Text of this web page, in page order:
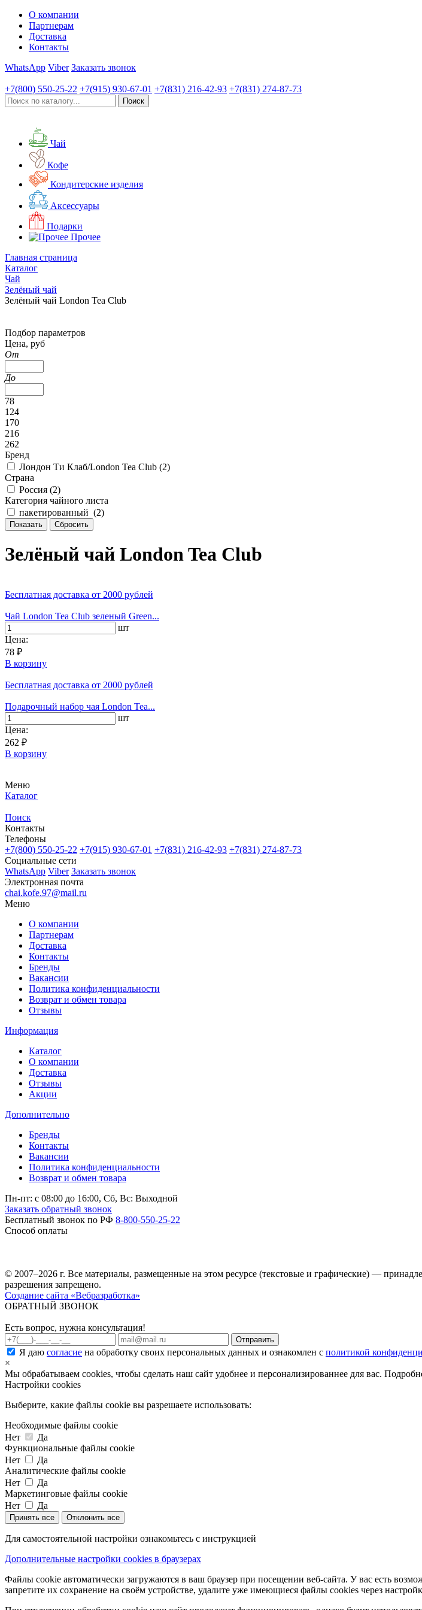
О компании
Партнерам
Доставка
Контакты
WhatsApp Viber Заказать звонок
+7(800) 550-25-22 +7(915) 930-67-01 +7(831) 216-42-93 +7(831) 274-87-73
Чай
Кофе
Кондитерские изделия
Аксессуары
Подарки
Прочее
Главная страница
Каталог
Чай
Зелёный чай
Зелёный чай London Tea Club
Подбор параметров
Цена, руб
От
До
78
124
170
216
262
Бренд
Лондон Ти Клаб/London Tea Club (2)
Страна
Россия (2)
Категория чайного листа
пакетированный (2)
Зелёный чай London Tea Club
Бесплатная доставка от 2000 рублей
Чай London Tea Club зеленый Green...
шт
Цена:
78 ₽
В корзину
Бесплатная доставка от 2000 рублей
Подарочный набор чая London Tea...
шт
Цена:
262 ₽
В корзину
Меню
Каталог
Поиск
Контакты
Телефоны
+7(800) 550-25-22 +7(915) 930-67-01 +7(831) 216-42-93 +7(831) 274-87-73
Социальные сети
WhatsApp Viber Заказать звонок
Электронная почта
chai.kofe.97@mail.ru
Меню
О компании
Партнерам
Доставка
Контакты
Бренды
Вакансии
Политика конфиденциальности
Возврат и обмен товара
Отзывы
Информация
Каталог
О компании
Доставка
Отзывы
Акции
Дополнительно
Бренды
Контакты
Вакансии
Политика конфиденциальности
Возврат и обмен товара
Пн-пт: c 08:00 до 16:00, Сб, Вс: Выходной
Заказать обратный звонок
Бесплатный звонок по РФ 8-800-550-25-22
Способ оплаты
© 2007–2026 г. Все материалы, размещенные на этом ресурсе (текстовые и графические) —
разрешения запрещено.
Создание сайта «Вебразработка»
ОБРАТНЫЙ ЗВОНОК
Есть вопрос, нужна консультация!
Я даю согласие на обработку своих персональных данных и ознакомлен с политикой
×
Мы обрабатываем cookies, чтобы сделать наш сайт удобнее и персонализированнее для вас.
Настройки cookies
Выберите, какие файлы cookie вы разрешаете использовать:
Необходимые файлы cookie
Нет
Да
Функциональные файлы cookie
Нет
Да
Аналитические файлы cookie
Нет
Да
Маркетинговые файлы cookie
Нет
Да
Принять все Отклонить все
Для самостоятельной настройки ознакомьтесь с инструкцией
Дополнительные настройки cookies в браузерах
Файлы cookie автоматически загружаются в ваш браузер при посещении веб-сайта. У вас есть
запретите их сохранение на своём устройстве, удалите уже имеющиеся файлы cookies через